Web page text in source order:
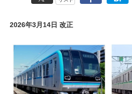
2026年3月14日 改正